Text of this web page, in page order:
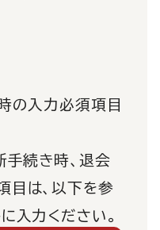
の入力必須項目
続き時、退会
目は、以下を参
入力ください。